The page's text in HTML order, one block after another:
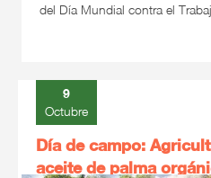
del Día Mundial contra el
9
Octubre
Día de campo:
aceite de palma